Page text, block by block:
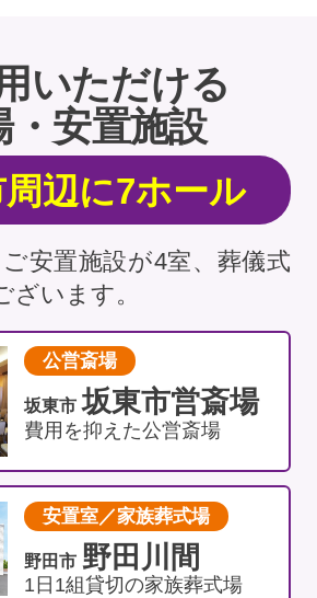
いただける
・安置施設
辺に7ホール
安置施設が4室、葬儀式
ざいます。
公営斎場
坂東市 坂東市営斎場
費用を抑えた公営斎場
安置室／家族葬式場
野田市 野田川間
1日1組貸切の家族葬式場